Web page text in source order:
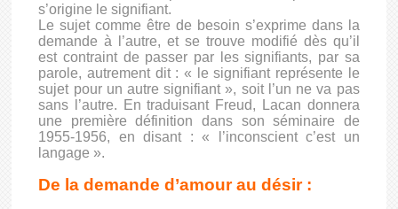
s’origine le signifiant.
Le sujet comme être de besoin s’exprime dans la
demande à l’autre, et se trouve modifié dès qu’il
est contraint de passer par les signifiants, par sa
parole, autrement dit : « le signifiant représente le
sujet pour un autre signifiant », soit l’un ne va pas
sans l’autre. En traduisant Freud, Lacan donnera
une première définition dans son séminaire de
1955-1956, en disant : « l’inconscient c’est un
langage ».
De la demande d’amour au désir :